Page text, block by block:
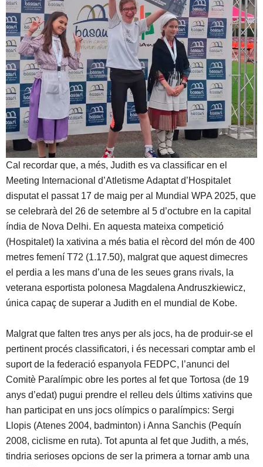
Cal recordar que, a més, Judith es va classificar en el
Meeting Internacional d’Atletisme Adaptat d’Hospitalet
disputat el passat 17 de maig per al Mundial WPA 2025, que
se celebrarà del 26 de setembre al 5 d’octubre en la capital
índia de Nova Delhi. En aquesta mateixa competició
(Hospitalet) la xativina a més batia el rècord del món de 400
metres femení T72 (1.17.50), malgrat que aquest dimecres
el perdia a les mans d’una de les seues grans rivals, la
veterana esportista polonesa Magdalena Andruszkiewicz,
única capaç de superar a Judith en el mundial de Kobe.
Malgrat que falten tres anys per als jocs, ha de produir-se el
pertinent procés classificatori, i és necessari comptar amb el
suport de la federació espanyola FEDPC, l’anunci del
Comitè Paralímpic obre les portes al fet que Tortosa (de 19
anys d’edat) pugui prendre el relleu dels últims xativins que
han participat en uns jocs olímpics o paralímpics: Sergi
Llopis (Atenes 2004, badminton) i Anna Sanchis (Pequín
2008, ciclisme en ruta). Tot apunta al fet que Judith, a més,
tindria serioses opcions de ser la primera a tornar amb una